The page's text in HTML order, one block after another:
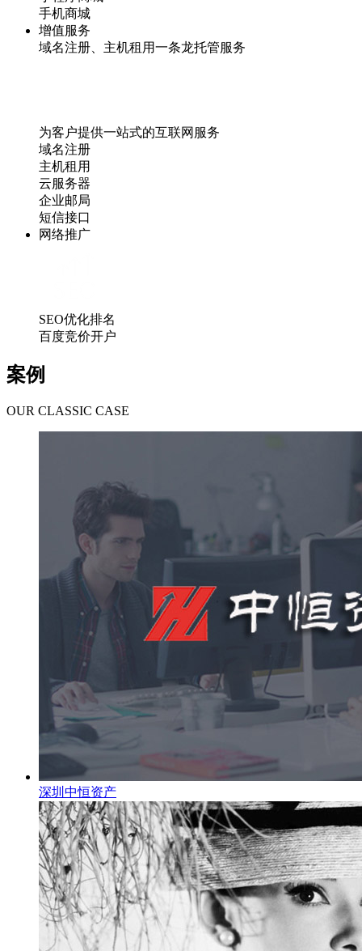
手机商城
增值服务
域名注册、主机租用一条龙托管服务
为客户提供一站式的互联网服务
域名注册
主机租用
云服务器
企业邮局
短信接口
网络推广
SEO优化排名
百度竞价开户
案例
OUR CLASSIC CASE
深圳中恒资产